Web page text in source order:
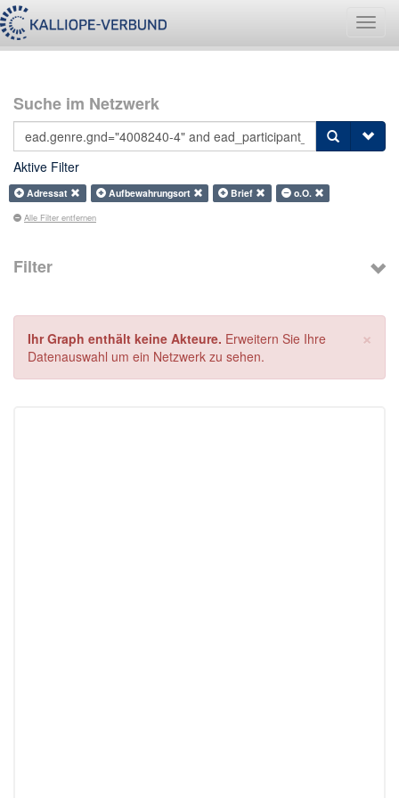
Suche im Netzwerk
Aktive Filter
Adressat Aufbewahrungsort Brief o.O.
Alle Filter entfernen
Filter
×
Ihr Graph enthält keine Akteure. Erweitern Sie Ihre
Datenauswahl um ein Netzwerk zu sehen.